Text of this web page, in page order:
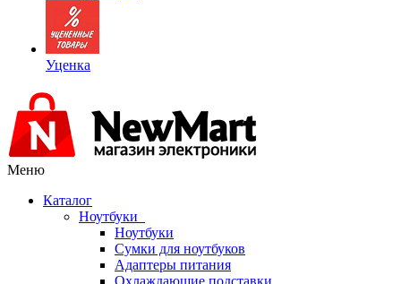
Уценка
Меню
Каталог
Ноутбуки
Ноутбуки
Сумки для ноутбуков
Адаптеры питания
Охлаждающие подставки